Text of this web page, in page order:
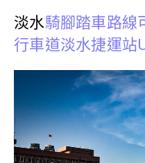
淡水騎腳踏車路線
行車道淡水捷運站